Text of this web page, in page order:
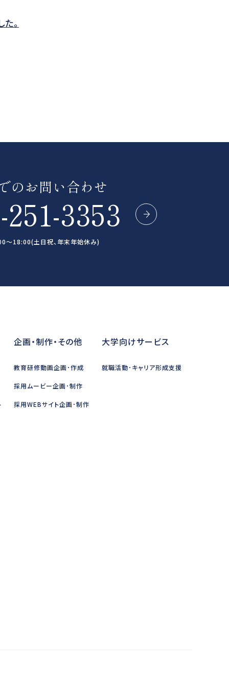
。
のお問い合わせ
251-3353
～18:00(土日祝、年末年始休み)
企画・制作・その他
教育研修動画企画･作成
採用ムービー企画･制作
採用WEBサイト企画･制作
大学向けサービス
就職活動･キャリア形成支援